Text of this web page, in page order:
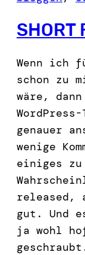
SHORT
Wenn ich
schon zu
wäre,
genauer
wenige
einiges zu
released,
gut. Und
ja wohl